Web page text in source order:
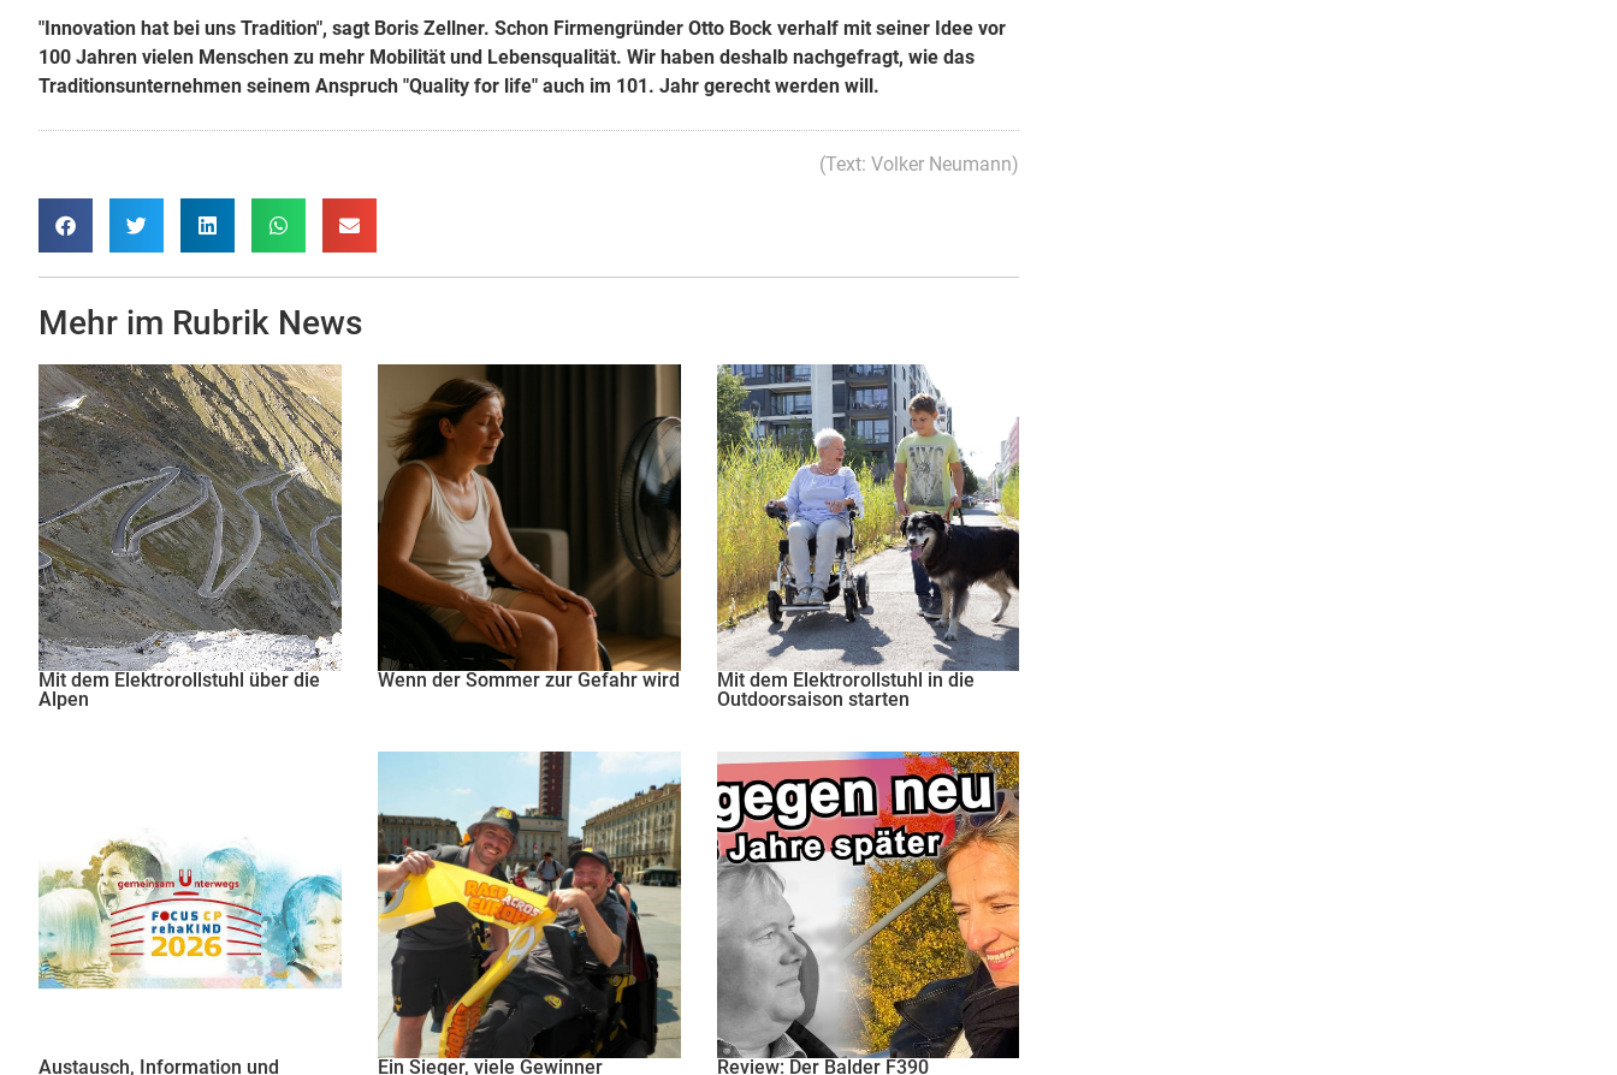
"Innovation hat bei uns Tradition", sagt Boris Zellner. Schon Firmengründer Otto Bock verhalf mit seiner Idee vor
100 Jahren vielen Menschen zu mehr Mobilität und Lebensqualität. Wir haben deshalb nachgefragt, wie das
Traditionsunternehmen seinem Anspruch "Quality for life" auch im 101. Jahr gerecht werden will.
(Text: Volker Neumann)
Mehr im Rubrik News
Mit dem Elektrorollstuhl über die
Alpen
Wenn der Sommer zur Gefahr wird
Mit dem Elektrorollstuhl in die
Outdoorsaison starten
Austausch, Information und Ein Sieger, viele Gewinner Review: Der Balder F390